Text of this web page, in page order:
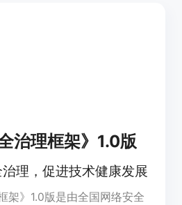
治理框架》1.0版
理，促进技术健康发展
架》1.0版是由全国网络安全